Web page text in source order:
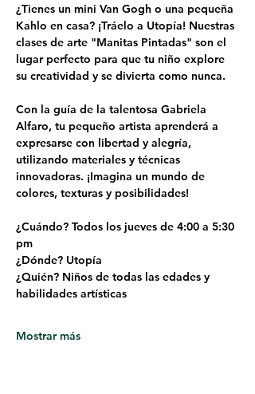
¿Tienes un mini Van Gogh o una pequeña
Kahlo en casa? ¡Tráelo a Utopía! Nuestras
clases de arte "Manitas Pintadas" son el
lugar perfecto para que tu niño explore
su creatividad y se divierta como nunca.
Con la guía de la talentosa Gabriela
Alfaro, tu pequeño artista aprenderá a
expresarse con libertad y alegría,
utilizando materiales y técnicas
innovadoras. ¡Imagina un mundo de
colores, texturas y posibilidades!
¿Cuándo? Todos los jueves de 4:00 a 5:30
pm
¿Dónde? Utopía
¿Quién? Niños de todas las edades y
habilidades artísticas
Mostrar más